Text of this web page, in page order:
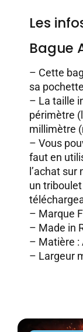
Les
Bague
– Cette
sa
– La taille
périmètre
millimètre
– Vous
faut en
l’achat sur
un
– Marque
– Made in
– Matière :
– Largeur